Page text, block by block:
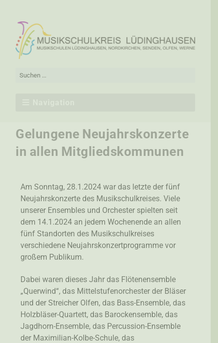
Gelungene Neujahrskonzerte
in allen Mitgliedskommunen
Am Sonntag, 28.1.2024 war das letzte der fünf
Neujahrskonzerte des Musikschulkreises. Viele
unserer Ensembles und Orchester spielten seit
dem 14.1.2024 an jedem Wochenende an allen
fünf Standorten des Musikschulkreises
verschiedene Neujahrskonzertprogramme vor
großem Publikum.
Dabei waren dieses Jahr das Flötenensemble
„Querwind“, das Mittelstufenorchester der Bläser
und der Streicher Olfen, das Bass-Ensemble, das
Holzbläser-Quartett, das Barockensemble, das
Jagdhorn-Ensemble, das Percussion-Ensemble
der Maximilian-Kolbe-Schule, das